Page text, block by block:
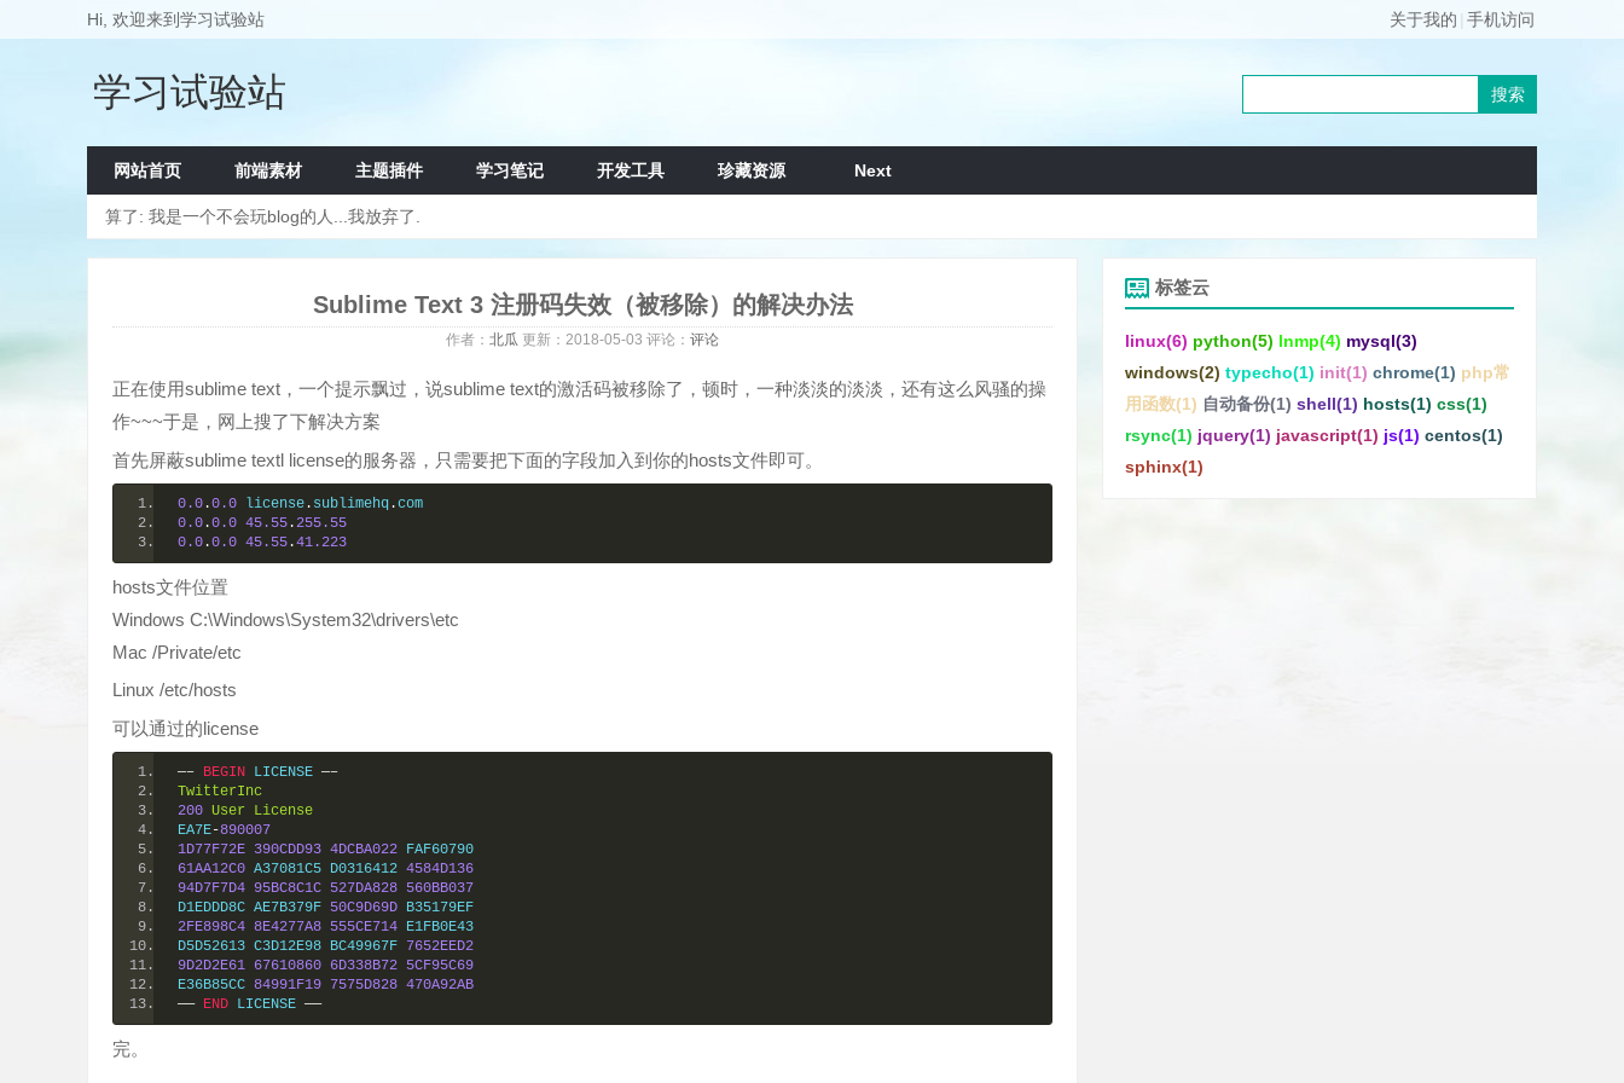
Hi, 欢迎来到学习试验站 关于我的 | 手机访问
学习试验站
网站首页 前端素材 主题插件 学习笔记 开发工具 珍藏资源 Next
算了: 我是一个不会玩blog的人...我放弃了.
Sublime Text 3 注册码失效（被移除）的解决办法
作者： 北瓜 更新： 2018-05-03 评论： 评论
正在使用sublime text，一个提示飘过，说sublime text的激活码被移除了，顿时，一种淡淡的淡淡，还有这么风骚的操
作~~~于是，网上搜了下解决方案
首先屏蔽sublime textl license的服务器，只需要把下面的字段加入到你的hosts文件即可。
0.0 .0.0 license . sublimehq .com
0.0 .0.0 45.55 .255.55
0.0 .0.0 45.55 .41.223
hosts文件位置
Windows C:\Windows\System32\drivers\etc
Mac /Private/etc
Linux /etc/hosts
可以通过的license
—– BEGIN LICENSE —–
TwitterInc
200 User
License
EA7E-890007
1D77F72E 390CDD93 4DCBA022 FAF60790
61AA12C0 A37081C5 D0316412 4584D136
94D7F7D4 95BC8C1C 527DA828 560BB037
D1EDDD8C AE7B379F 50C9D69D B35179EF
2FE898C4 8E4277A8 555CE714 E1FB0E43
D5D52613 C3D12E98 BC49967F 7652EED2
9D2D2E61 67610860 6D338B72 5CF95C69
E36B85CC 84991F19 7575D828 470A92AB
—— END LICENSE ——
完。
标签云
linux(6) python(5) lnmp(4) mysql(3)
windows(2) typecho(1) init(1) chrome(1) php常
用函数(1) 自动备份(1) shell(1) hosts(1) css(1)
rsync(1) jquery(1) javascript(1) js(1) centos(1)
sphinx(1)